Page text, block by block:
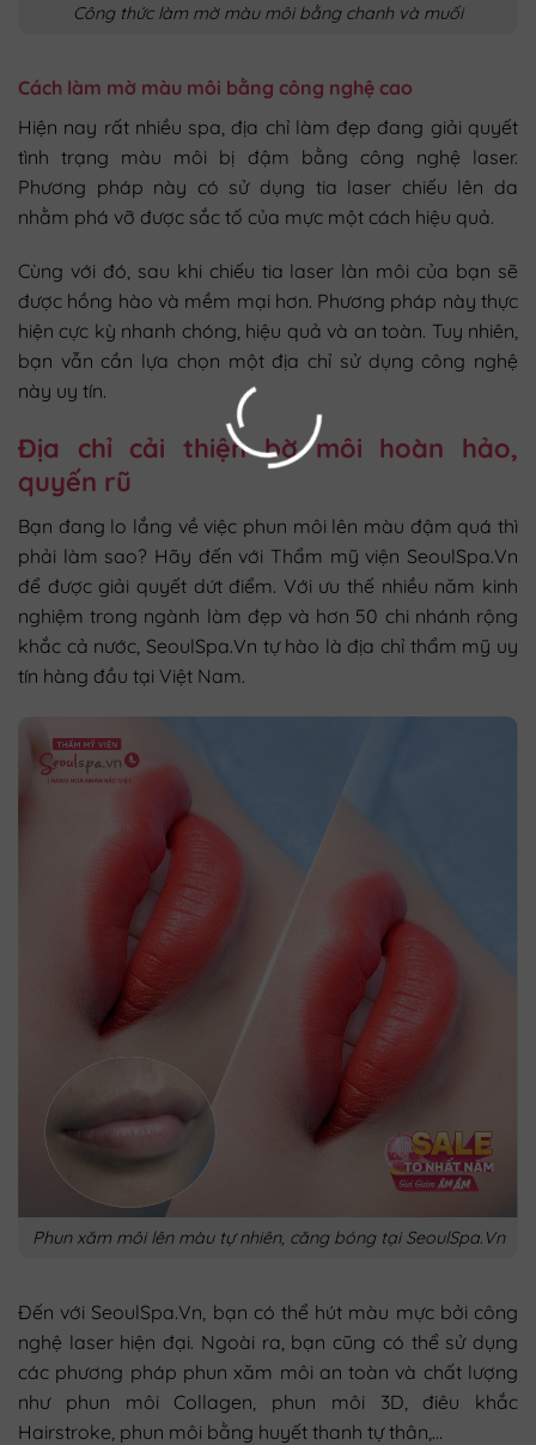
Công thức làm mờ màu môi bằng chanh và muối
Cách làm mờ màu môi bằng công nghệ cao
Hiện nay rất nhiều spa, địa chỉ làm đẹp đang giải quyết
tình trạng màu môi bị đậm bằng công nghệ laser.
Phương pháp này có sử dụng tia laser chiếu lên da
nhằm phá vỡ được sắc tố của mực một cách hiệu quả.
Cùng với đó, sau khi chiếu tia laser làn môi của bạn sẽ
được hồng hào và mềm mại hơn. Phương pháp này thực
hiện cực kỳ nhanh chóng, hiệu quả và an toàn. Tuy nhiên,
bạn vẫn cần lựa chọn một địa chỉ sử dụng công nghệ
này uy tín.
Địa chỉ cải thiện bờ môi hoàn hảo,
quyến rũ
Bạn đang lo lắng về việc phun môi lên màu đậm quá thì
phải làm sao? Hãy đến với Thẩm mỹ viện SeoulSpa.Vn
để được giải quyết dứt điểm. Với ưu thế nhiều năm kinh
nghiệm trong ngành làm đẹp và hơn 50 chi nhánh rộng
khắc cả nước, SeoulSpa.Vn tự hào là địa chỉ thẩm mỹ uy
tín hàng đầu tại Việt Nam.
Phun xăm môi lên màu tự nhiên, căng bóng tại SeoulSpa.Vn
Đến với SeoulSpa.Vn, bạn có thể hút màu mực bởi công
nghệ laser hiện đại. Ngoài ra, bạn cũng có thể sử dụng
các phương pháp phun xăm môi an toàn và chất lượng
như phun môi Collagen, phun môi 3D, điêu khắc
Hairstroke, phun môi bằng huyết thanh tự thân,…